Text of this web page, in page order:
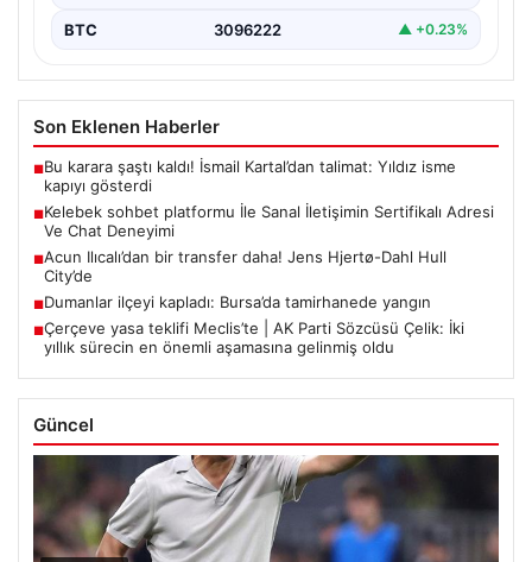
BTC 3096222 ▲ +0.23%
Son Eklenen Haberler
■Bu karara şaştı kaldı! İsmail Kartal’dan talimat: Yıldız isme
kapıyı gösterdi
■Kelebek sohbet platformu İle Sanal İletişimin Sertifikalı Adresi
Ve Chat Deneyimi
■Acun Ilıcalı’dan bir transfer daha! Jens Hjertø-Dahl Hull
City’de
■Dumanlar ilçeyi kapladı: Bursa’da tamirhanede yangın
■Çerçeve yasa teklifi Meclis’te | AK Parti Sözcüsü Çelik: İki
yıllık sürecin en önemli aşamasına gelinmiş oldu
Güncel